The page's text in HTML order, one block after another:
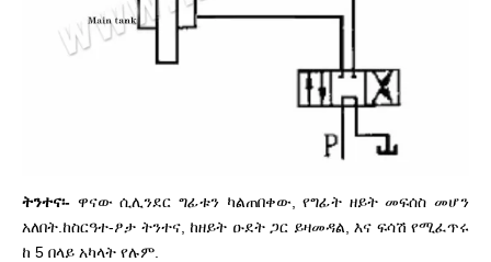
ትንተና፡- ዋናው ሲሊንደር ግፊቱን ካልጠበቀው, የግፊት ዘይት መፍሰስ መሆን
አለበት.ከስርዓተ-ፆታ ትንተና, ከዘይት ዑደት ጋር ይዛመዳል, እና ፍሳሽ የሚፈጥሩ
ከ 5 በላይ አካላት የሉም.